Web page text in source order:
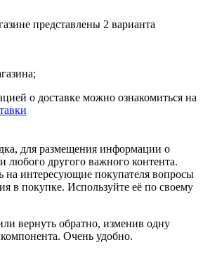
представлены 2 варианта
о доставке можно ознакомиться на
для размещения информации о
любого другого важного контента.
на интересующие покупателя вопросы
в покупке. Используйте её по своему
вернуть обратно, изменив одну
Очень удобно.